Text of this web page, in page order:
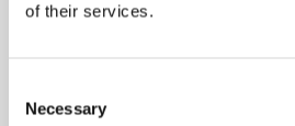
of their services.
Selection
Necessary